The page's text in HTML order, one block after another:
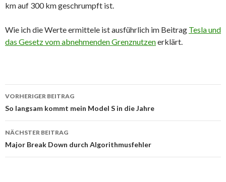
km auf 300 km geschrumpft ist.
Wie ich die Werte ermittele ist ausführlich im Beitrag Tesla und
das Gesetz vom abnehmenden Grenznutzenerklärt.
Beitrags-
Navigation
VORHERIGER BEITRAG
So langsam kommt mein Model S in die Jahre
NÄCHSTER BEITRAG
Major Break Down durch Algorithmusfehler